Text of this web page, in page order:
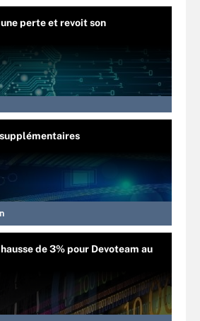
perte et revoit son
de 3% pour Devoteam au